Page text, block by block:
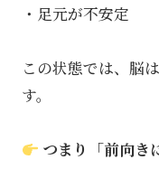
・足元が不安定
この状態では、脳
す。
つまり「前向き